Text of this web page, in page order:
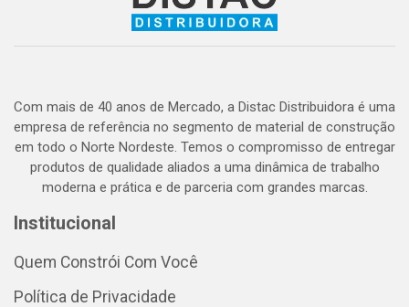
Com mais de 40 anos de Mercado, a Distac Distribuidora é uma
empresa de referência no segmento de material de construção
em todo o Norte Nordeste. Temos o compromisso de entregar
produtos de qualidade aliados a uma dinâmica de trabalho
moderna e prática e de parceria com grandes marcas.
Institucional
Quem Constrói Com Você
Política de Privacidade